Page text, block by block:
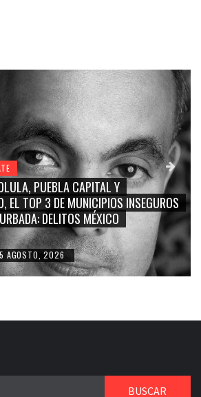
NAY SALVATORI, SERGIO MAYER,
“LA CORCHOLATA”, CUAUHTÉMOC
LA TRIVIALIZACIÓN Y
LA REPRESENTACIÓN CIUDADANA
4 AGOSTO, 2026